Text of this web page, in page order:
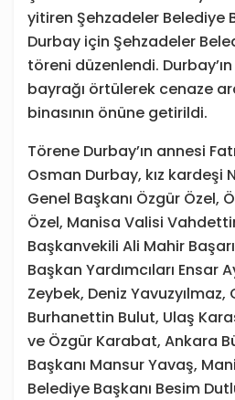
yitiren Şehzadeler Belediye
Durbay için Şehzadeler
töreni düzenlendi.
bayrağı örtülerek cenaze
binasının önüne getirildi.
Törene Durbay’ın annesi
Osman Durbay, kız kardeşi
Genel Başkanı Özgür Özel,
Özel, Manisa Valisi
Başkanvekili Ali Mahir
Başkan Yardımcıları Ensar
Zeybek, Deniz
Burhanettin Bulut, Ulaş
ve Özgür Karabat, Ankara
Başkanı Mansur Yavaş,
Belediye Başkanı Besim